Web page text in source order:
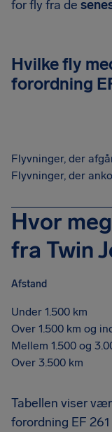
for fly fra de
Hvilke fly
forordning
Flyvninger, der
Flyvninger, der
Hvor
fra Twin
Afstand
Under 1.500 km
Over 1.500 km og
Mellem 1.500 og
Over 3.500 km
Tabellen viser
forordning EF 261